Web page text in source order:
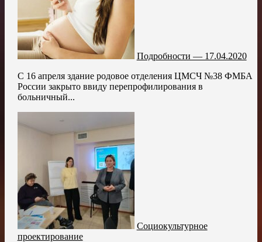
Подробности — 17.04.2020
С 16 апреля здание родовое отделения ЦМСЧ №38 ФМБА
России закрыто ввиду перепрофилирования в
больничный...
Социокультурное
проектирование